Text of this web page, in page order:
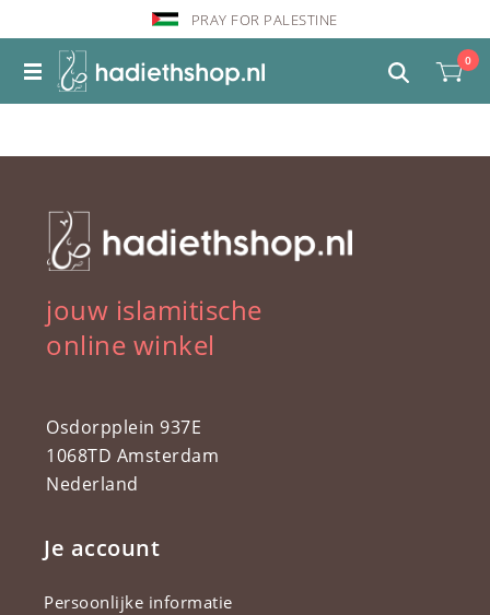
PRAY FOR PALESTINE
0
jouw islamitische
online winkel
Osdorpplein 937E
1068TD Amsterdam
Nederland
Je account
Persoonlijke informatie